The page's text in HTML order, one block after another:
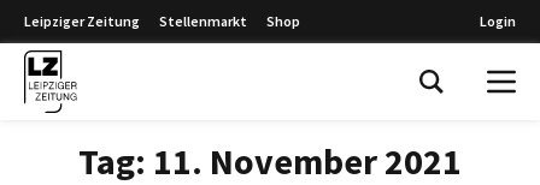
Leipziger Zeitung Stellenmarkt Shop Login
Tag: 11. November 2021